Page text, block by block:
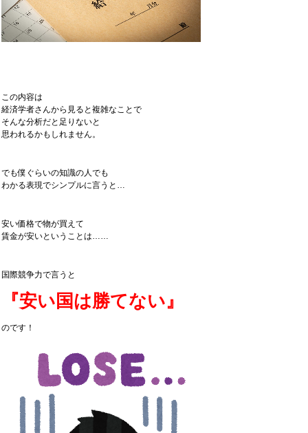
この内容は
経済学者さんから見ると複雑なことで
そんな分析だと足りないと
思われるかもしれません。
でも僕ぐらいの知識の人でも
わかる表現でシンプルに言うと…
安い価格で物が買えて
賃金が安いということは……
国際競争力で言うと
『安い国は勝てない』
のです！